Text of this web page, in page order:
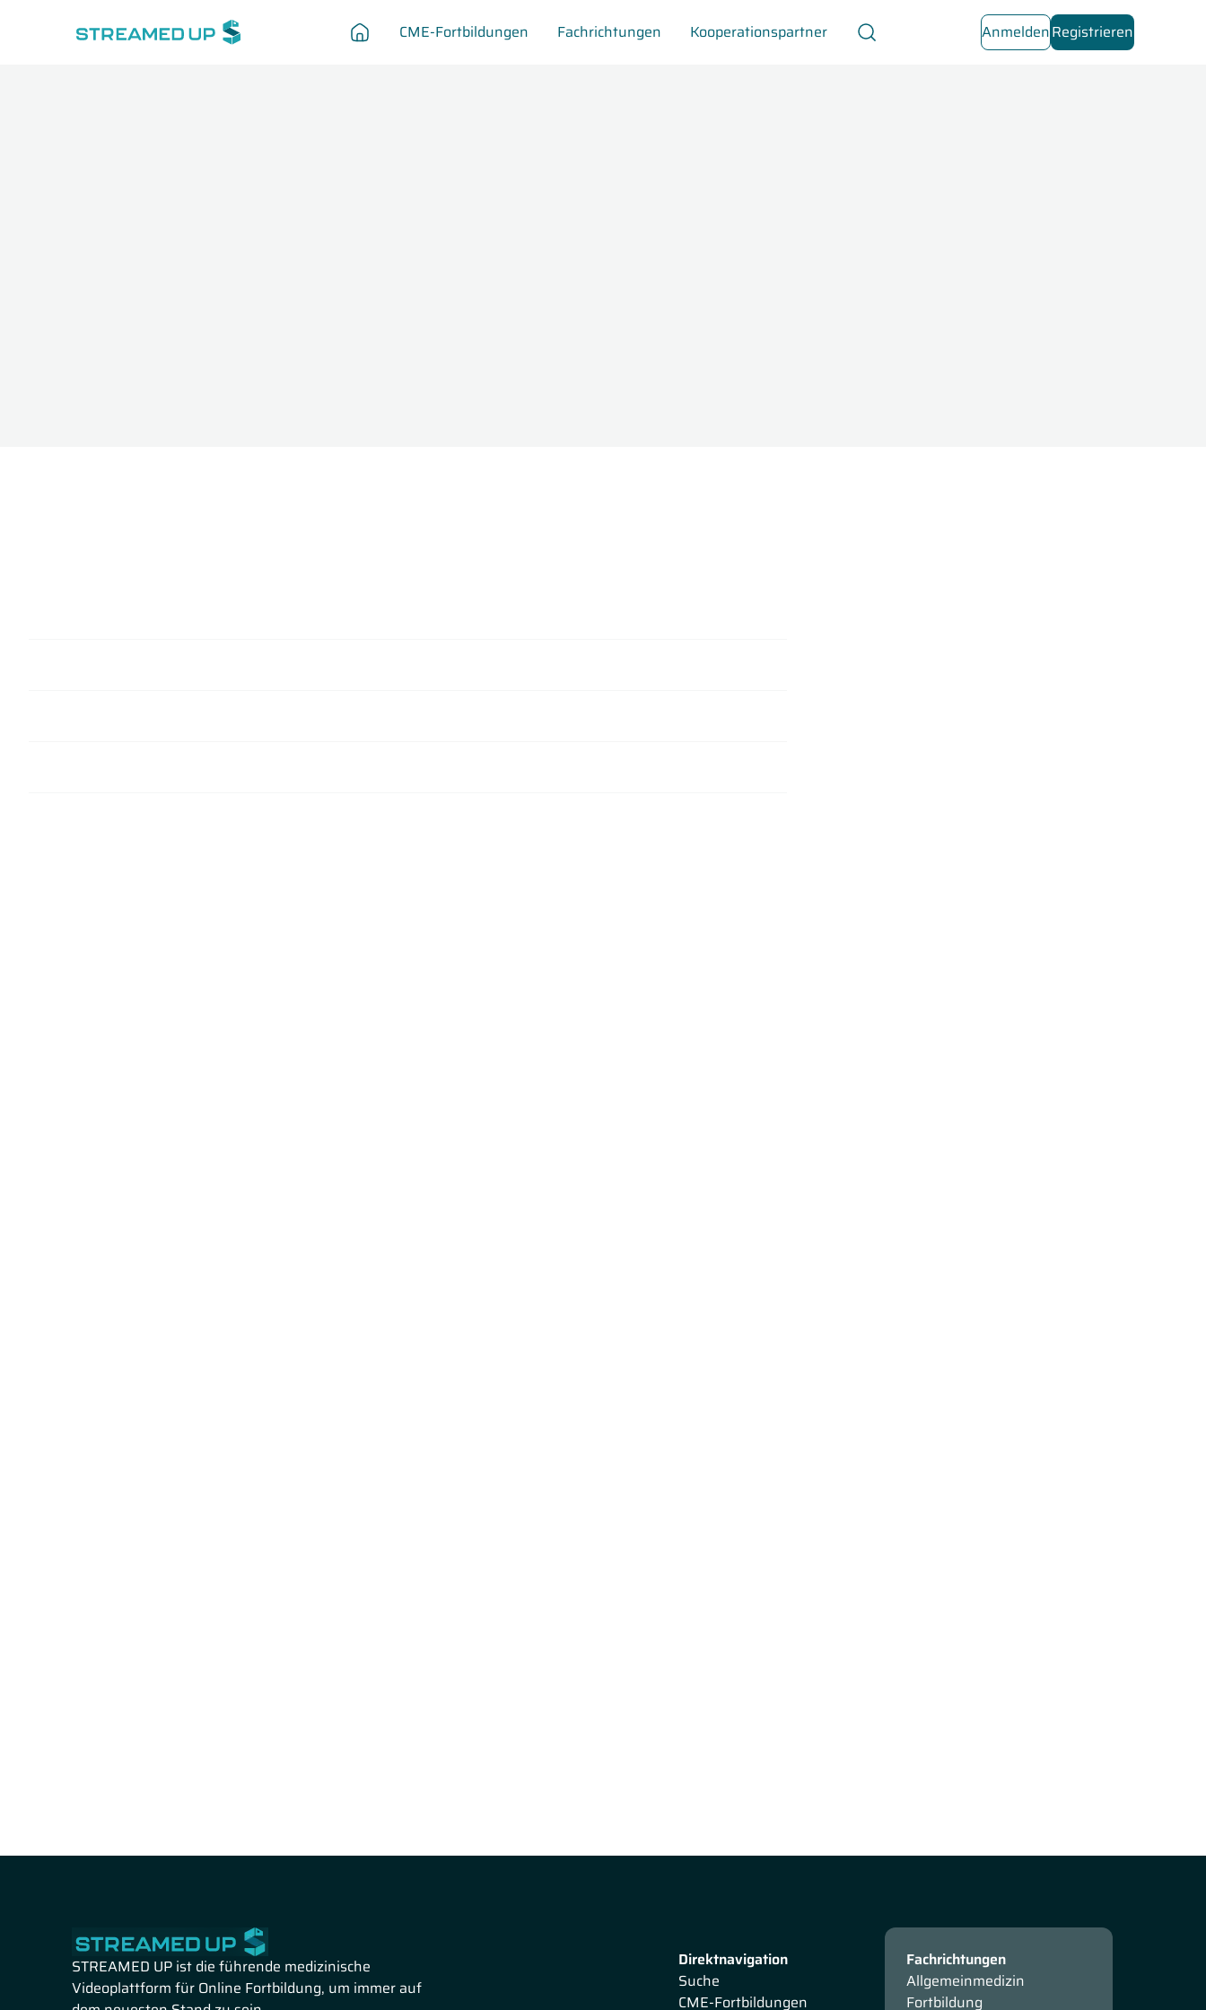
CME-Fortbildungen Fachrichtungen Kooperationspartner AnmeldenRegistrieren
STREAMED UP ist die führende medizinische
Videoplattform für Online Fortbildung, um immer auf
Direktnavigation
Suche
CME-Fortbildungen
Fachrichtungen
Allgemeinmedizin
Fortbildung